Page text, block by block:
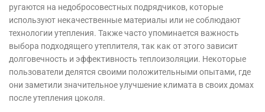
ругаются на недобросовестных подрядчиков, которые
используют некачественные материалы или не соблюдают
технологии утепления. Также часто упоминается важность
выбора подходящего утеплителя, так как от этого зависит
долговечность и эффективность теплоизоляции. Некоторые
пользователи делятся своими положительными опытами, где
они заметили значительное улучшение климата в своих домах
после утепления цоколя.